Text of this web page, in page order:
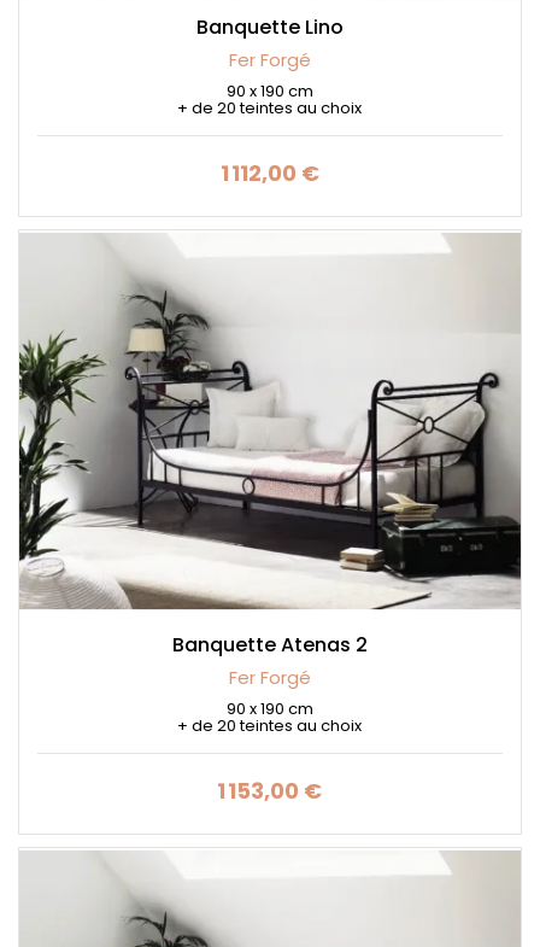
Banquette Lino
Fer Forgé
90 x 190 cm
+ de 20 teintes au choix
Prix
1 112,00 €
Banquette Atenas 2
Fer Forgé
90 x 190 cm
+ de 20 teintes au choix
Prix
1 153,00 €